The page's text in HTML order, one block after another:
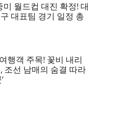
월드컵 대진 확정! 대
대표팀 경기 일정 총
행객 주목! 꽃비 내리
조선 남매의 숨결 따라